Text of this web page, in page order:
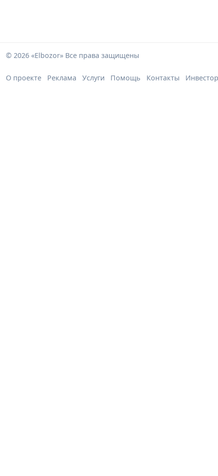
© 2026 «Elbozor» Все права защищены
О проекте Реклама Услуги Помощь Контакты